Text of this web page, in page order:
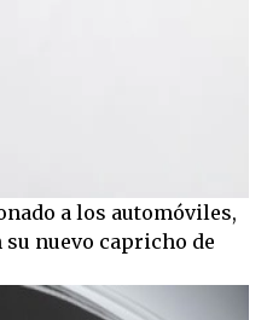
a los automóviles,
nuevo capricho de